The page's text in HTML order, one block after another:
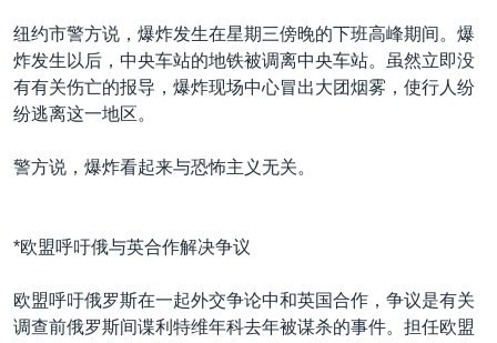
纽约市警方说，爆炸发生在星期三傍晚的下班高峰期间。爆
炸发生以后，中央车站的地铁被调离中央车站。虽然立即没
有有关伤亡的报导，爆炸现场中心冒出大团烟雾，使行人纷
纷逃离这一地区。
警方说，爆炸看起来与恐怖主义无关。
*欧盟呼吁俄与英合作解决争议
欧盟呼吁俄罗斯在一起外交争论中和英国合作，争议是有关
调查前俄罗斯间谍利特维年科去年被谋杀的事件。担任欧盟